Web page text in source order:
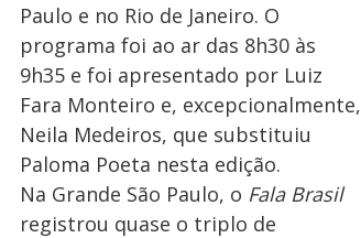
Paulo e no Rio de Janeiro. O
programa foi ao ar das 8h30 às
9h35 e foi apresentado por Luiz
Fara Monteiro e, excepcionalmente,
Neila Medeiros, que substituiu
Paloma Poeta nesta edição.
Na Grande São Paulo, o Fala Brasil
registrou quase o triplo de